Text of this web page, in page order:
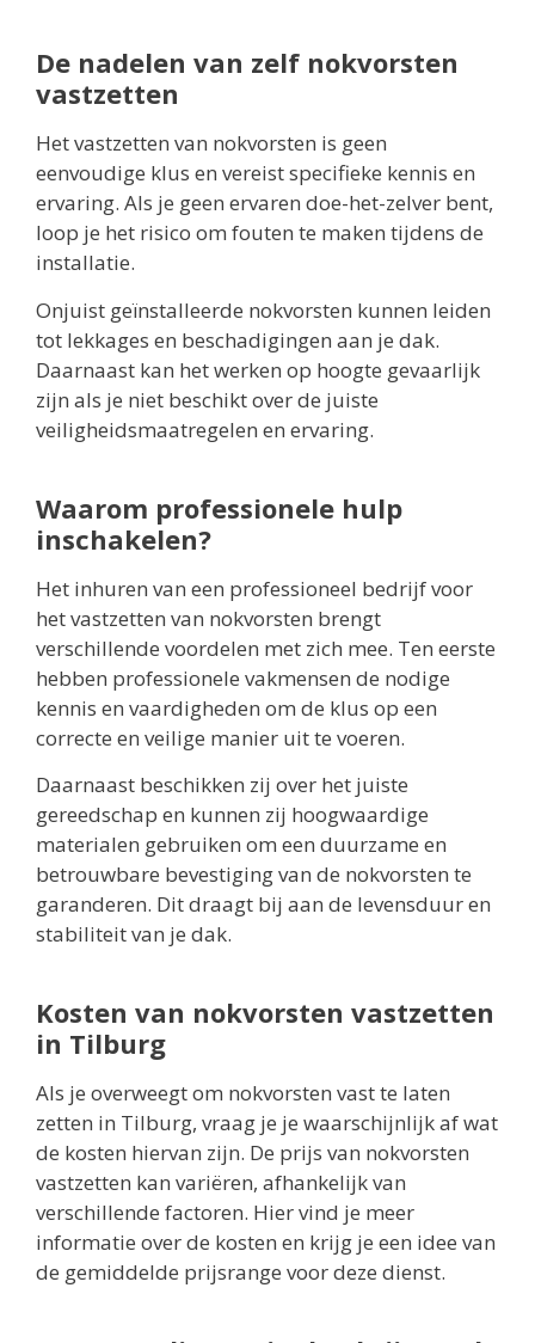
De nadelen van zelf nokvorsten
vastzetten
Het vastzetten van nokvorsten is geen
eenvoudige klus en vereist specifieke kennis en
ervaring. Als je geen ervaren doe-het-zelver bent,
loop je het risico om fouten te maken tijdens de
installatie.
Onjuist geïnstalleerde nokvorsten kunnen leiden
tot lekkages en beschadigingen aan je dak.
Daarnaast kan het werken op hoogte gevaarlijk
zijn als je niet beschikt over de juiste
veiligheidsmaatregelen en ervaring.
Waarom professionele hulp
inschakelen?
Het inhuren van een professioneel bedrijf voor
het vastzetten van nokvorsten brengt
verschillende voordelen met zich mee. Ten eerste
hebben professionele vakmensen de nodige
kennis en vaardigheden om de klus op een
correcte en veilige manier uit te voeren.
Daarnaast beschikken zij over het juiste
gereedschap en kunnen zij hoogwaardige
materialen gebruiken om een duurzame en
betrouwbare bevestiging van de nokvorsten te
garanderen. Dit draagt bij aan de levensduur en
stabiliteit van je dak.
Kosten van nokvorsten vastzetten
in Tilburg
Als je overweegt om nokvorsten vast te laten
zetten in Tilburg, vraag je je waarschijnlijk af wat
de kosten hiervan zijn. De prijs van nokvorsten
vastzetten kan variëren, afhankelijk van
verschillende factoren. Hier vind je meer
informatie over de kosten en krijg je een idee van
de gemiddelde prijsrange voor deze dienst.